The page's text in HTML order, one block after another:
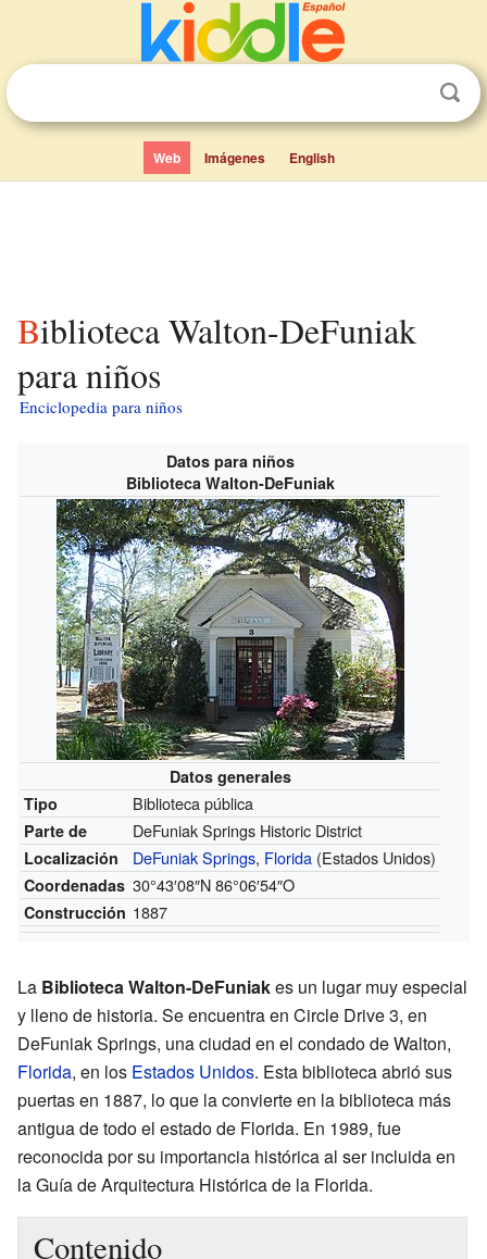
Web Imágenes English
Biblioteca Walton-DeFuniak
para niños
Enciclopedia para niños
Datos para niños
Biblioteca Walton-DeFuniak
Datos generales
Tipo
Biblioteca pública
Parte de DeFuniak Springs Historic District
Localización DeFuniak Springs, Florida (Estados Unidos)
Coordenadas 30°43′08″N86°06′54″O
Construcción 1887
La Biblioteca Walton-DeFuniakes un lugar muy especial
y lleno de historia. Se encuentra en Circle Drive 3, en
DeFuniak Springs, una ciudad en el condado de Walton,
Florida, en los Estados Unidos. Esta biblioteca abrió sus
puertas en 1887, lo que la convierte en la biblioteca más
antigua de todo el estado de Florida. En 1989, fue
reconocida por su importancia histórica al ser incluida en
la Guía de Arquitectura Histórica de la Florida.
Contenido